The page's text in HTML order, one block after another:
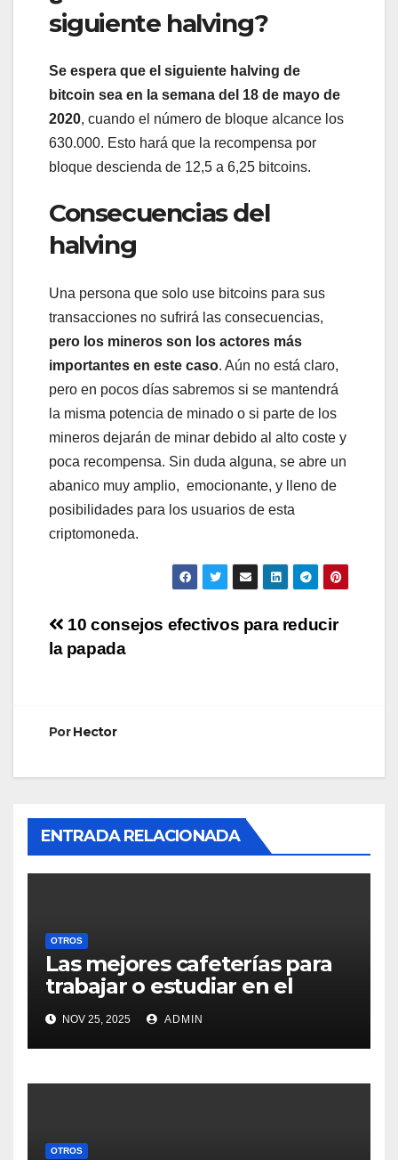
siguiente halving?
Se espera que el siguiente halving de
bitcoin sea en la semana del 18 de mayo de
2020, cuando el número de bloque alcance los
630.000. Esto hará que la recompensa por
bloque descienda de 12,5 a 6,25 bitcoins.
Consecuencias del
halving
Una persona que solo use bitcoins para sus
transacciones no sufrirá las consecuencias,
pero los mineros son los actores más
importantes en este caso. Aún no está claro,
pero en pocos días sabremos si se mantendrá
la misma potencia de minado o si parte de los
mineros dejarán de minar debido al alto coste y
poca recompensa. Sin duda alguna, se abre un
abanico muy amplio, emocionante, y lleno de
posibilidades para los usuarios de esta
criptomoneda.
Navegación
de
10 consejos efectivos para reducir
la papada
PorHector
ENTRADA RELACIONADA
OTROS
Las mejores cafeterías para
trabajar o estudiar en el
centro de Vigo
NOV 25, 2025 ADMIN
OTROS